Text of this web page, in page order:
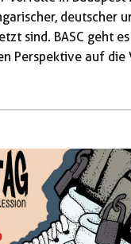
deutscher
sind. BASC geht
Perspektive auf die
Europa diesen
Gedacht werden
von knapp